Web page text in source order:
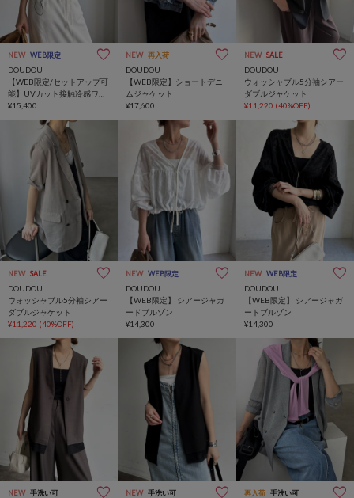
NEW WEB限定
DOUDOU
【WEB限定/セットアップ可
能】UVカット接触冷感ワッ
シャーブルゾン
¥15,400
NEW 再入荷
DOUDOU
【WEB限定】ショートデニ
ムジャケット
¥17,600
NEW SALE
DOUDOU
ウォッシャブル5分袖シアー
ダブルジャケット
¥11,220 (40%OFF)
NEW SALE
DOUDOU
ウォッシャブル5分袖シアー
ダブルジャケット
¥11,220 (40%OFF)
NEW WEB限定
DOUDOU
【WEB限定】 シアージャガ
ードブルゾン
¥14,300
NEW WEB限定
DOUDOU
【WEB限定】 シアージャガ
ードブルゾン
¥14,300
NEW 手洗い可 NEW 手洗い可 再入荷 手洗い可